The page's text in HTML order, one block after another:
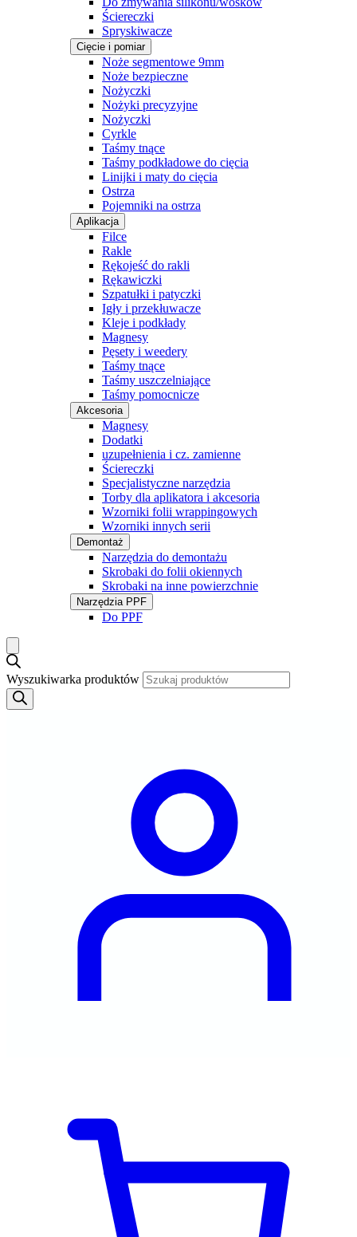
Ściereczki
Spryskiwacze
Cięcie i pomiar
Noże segmentowe 9mm
Noże bezpieczne
Nożyczki
Nożyki precyzyjne
Nożyczki
Cyrkle
Taśmy tnące
Taśmy podkładowe do cięcia
Linijki i maty do cięcia
Ostrza
Pojemniki na ostrza
Aplikacja
Filce
Rakle
Rękojeść do rakli
Rękawiczki
Szpatułki i patyczki
Igły i przekłuwacze
Kleje i podkłady
Magnesy
Pęsety i weedery
Taśmy tnące
Taśmy uszczelniające
Taśmy pomocnicze
Akcesoria
Magnesy
Dodatki
uzupełnienia i cz. zamienne
Ściereczki
Specjalistyczne narzędzia
Torby dla aplikatora i akcesoria
Wzorniki folii wrappingowych
Wzorniki innych serii
Demontaż
Narzędzia do demontażu
Skrobaki do folii okiennych
Skrobaki na inne powierzchnie
Narzędzia PPF
Do PPF
Wyszukiwarka produktów